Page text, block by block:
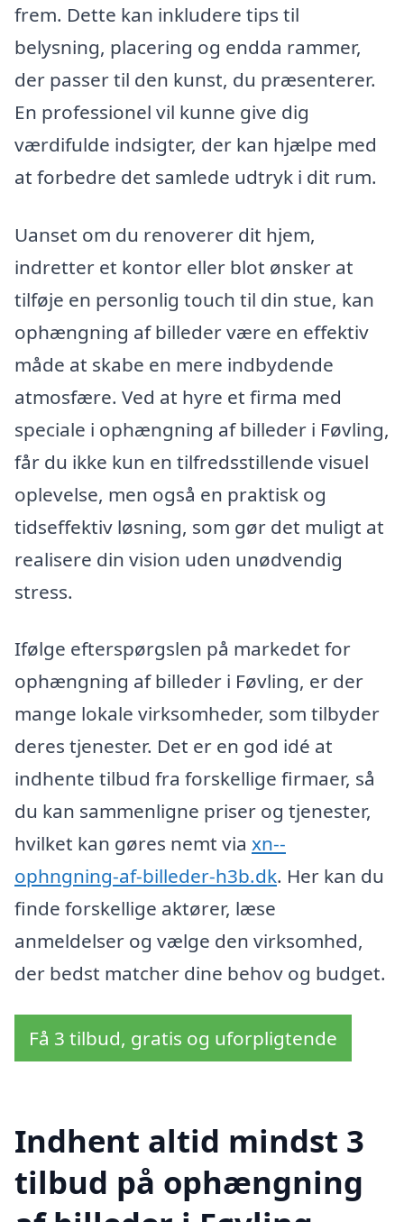
frem. Dette kan inkludere tips til
belysning, placering og endda rammer,
der passer til den kunst, du præsenterer.
En professionel vil kunne give dig
værdifulde indsigter, der kan hjælpe med
at forbedre det samlede udtryk i dit rum.
Uanset om du renoverer dit hjem,
indretter et kontor eller blot ønsker at
tilføje en personlig touch til din stue, kan
ophængning af billeder være en effektiv
måde at skabe en mere indbydende
atmosfære. Ved at hyre et firma med
speciale i ophængning af billeder i Føvling,
får du ikke kun en tilfredsstillende visuel
oplevelse, men også en praktisk og
tidseffektiv løsning, som gør det muligt at
realisere din vision uden unødvendig
stress.
Ifølge efterspørgslen på markedet for
ophængning af billeder i Føvling, er der
mange lokale virksomheder, som tilbyder
deres tjenester. Det er en god idé at
indhente tilbud fra forskellige firmaer, så
du kan sammenligne priser og tjenester,
hvilket kan gøres nemt via xn--
ophngning-af-billeder-h3b.dk. Her kan du
finde forskellige aktører, læse
anmeldelser og vælge den virksomhed,
der bedst matcher dine behov og budget.
Få 3 tilbud, gratis og uforpligtende
Indhent altid mindst 3
tilbud på ophængning